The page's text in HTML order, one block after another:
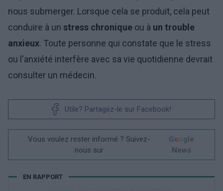
nous submerger. Lorsque cela se produit, cela peut
conduire à un stress chronique ou à un trouble
anxieux. Toute personne qui constate que le stress
ou l'anxiété interfère avec sa vie quotidienne devrait
consulter un médecin.
Utile? Partagez-le sur Facebook!
Vous voulez rester informé ? Suivez-
nous sur
Google
News
EN RAPPORT